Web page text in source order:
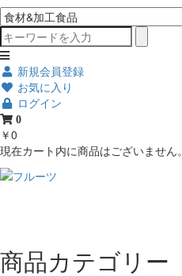
新規会員登録
お気に入り
ログイン
0
￥0
現在カート内に商品はございません。
商品カテゴリー